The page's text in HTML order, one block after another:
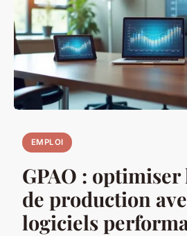
EMPLOI
GPAO : optimiser
de production
logiciels